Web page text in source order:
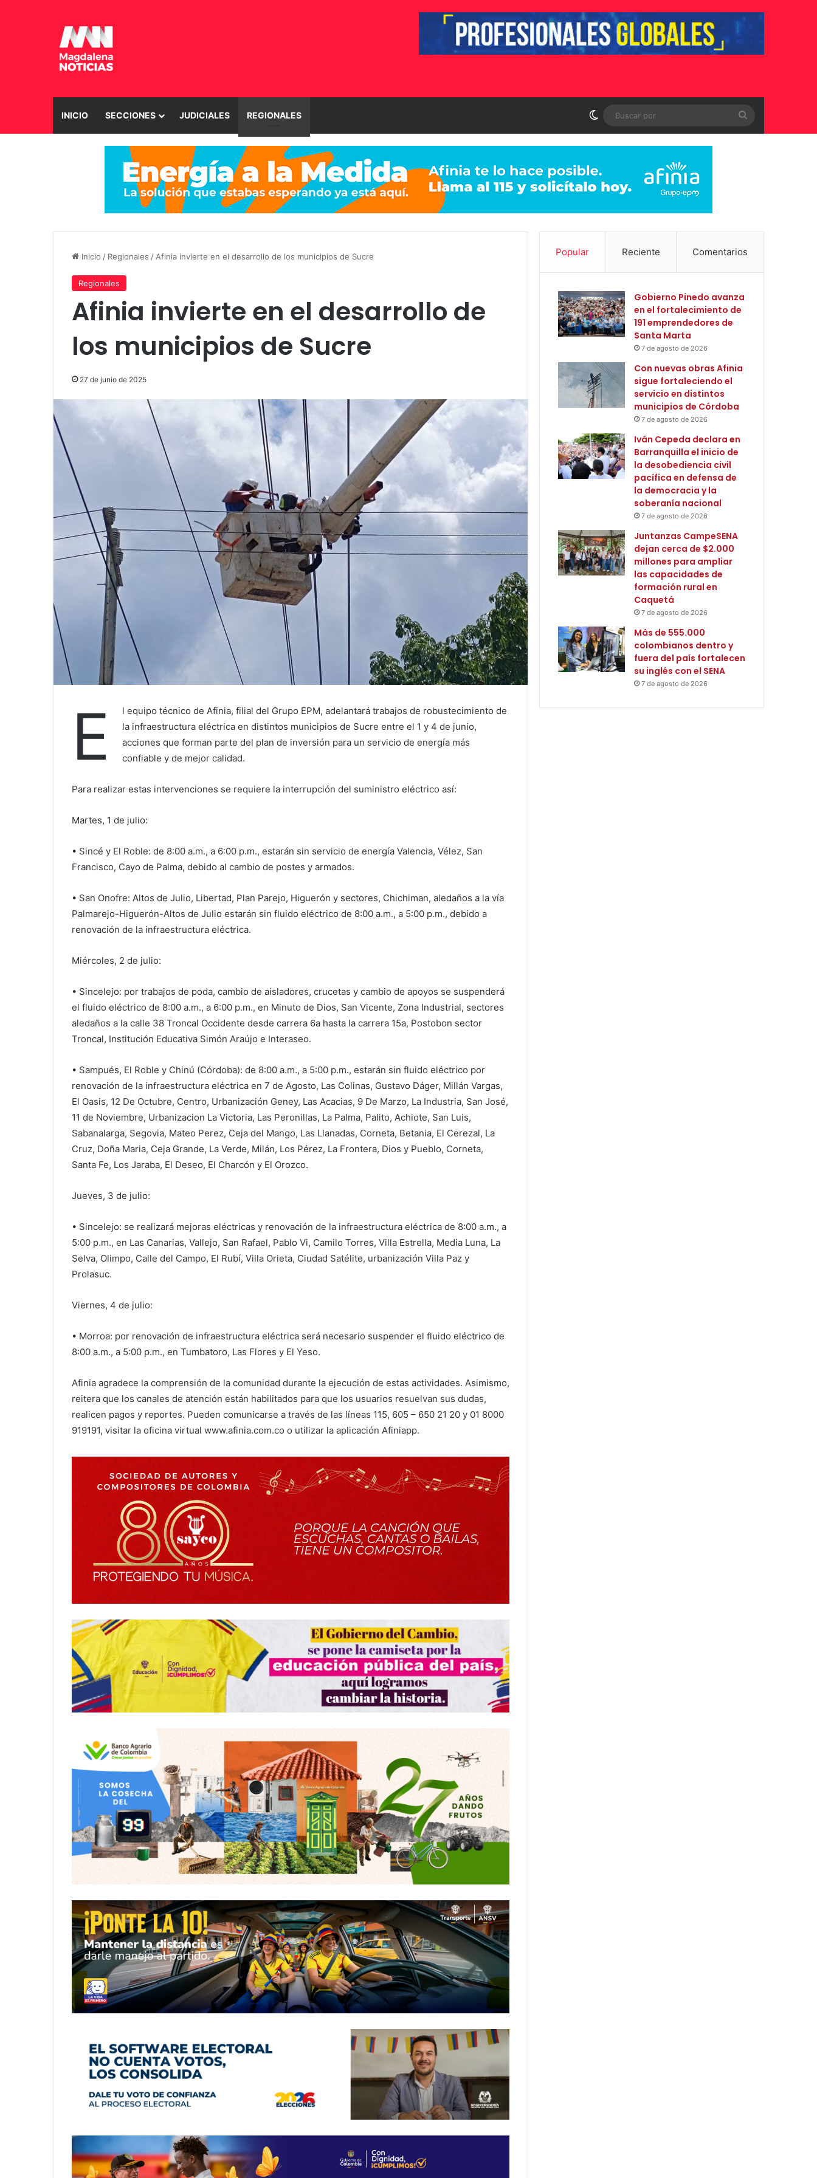
INICIO SECCIONES JUDICIALES REGIONALES Switch skin
por
Inicio / Regionales / Afinia invierte en el desarrollo de los municipios de Sucre
Regionales
Afinia invierte en el desarrollo de
los municipios de Sucre
27 de junio de 2025
E
l equipo técnico de Afinia, filial del Grupo EPM, adelantará trabajos de robustecimiento de
la infraestructura eléctrica en distintos municipios de Sucre entre el 1 y 4 de junio,
acciones que forman parte del plan de inversión para un servicio de energía más
confiable y de mejor calidad.
Para realizar estas intervenciones se requiere la interrupción del suministro eléctrico así:
Martes, 1 de julio:
• Sincé y El Roble: de 8:00 a.m., a 6:00 p.m., estarán sin servicio de energía Valencia, Vélez, San
Francisco, Cayo de Palma, debido al cambio de postes y armados.
• San Onofre: Altos de Julio, Libertad, Plan Parejo, Higuerón y sectores, Chichiman, aledaños a la vía
Palmarejo-Higuerón-Altos de Julio estarán sin fluido eléctrico de 8:00 a.m., a 5:00 p.m., debido a
renovación de la infraestructura eléctrica.
Miércoles, 2 de julio:
• Sincelejo: por trabajos de poda, cambio de aisladores, crucetas y cambio de apoyos se suspenderá
el fluido eléctrico de 8:00 a.m., a 6:00 p.m., en Minuto de Dios, San Vicente, Zona Industrial, sectores
aledaños a la calle 38 Troncal Occidente desde carrera 6a hasta la carrera 15a, Postobon sector
Troncal, Institución Educativa Simón Araújo e Interaseo.
• Sampués, El Roble y Chinú (Córdoba): de 8:00 a.m., a 5:00 p.m., estarán sin fluido eléctrico por
renovación de la infraestructura eléctrica en 7 de Agosto, Las Colinas, Gustavo Dáger, Millán Vargas,
El Oasis, 12 De Octubre, Centro, Urbanización Geney, Las Acacias, 9 De Marzo, La Industria, San José,
11 de Noviembre, Urbanizacion La Victoria, Las Peronillas, La Palma, Palito, Achiote, San Luis,
Sabanalarga, Segovia, Mateo Perez, Ceja del Mango, Las Llanadas, Corneta, Betania, El Cerezal, La
Cruz, Doña Maria, Ceja Grande, La Verde, Milán, Los Pérez, La Frontera, Dios y Pueblo, Corneta,
Santa Fe, Los Jaraba, El Deseo, El Charcón y El Orozco.
Jueves, 3 de julio:
• Sincelejo: se realizará mejoras eléctricas y renovación de la infraestructura eléctrica de 8:00 a.m., a
5:00 p.m., en Las Canarias, Vallejo, San Rafael, Pablo Vi, Camilo Torres, Villa Estrella, Media Luna, La
Selva, Olimpo, Calle del Campo, El Rubí, Villa Orieta, Ciudad Satélite, urbanización Villa Paz y
Prolasuc.
Viernes, 4 de julio:
• Morroa: por renovación de infraestructura eléctrica será necesario suspender el fluido eléctrico de
8:00 a.m., a 5:00 p.m., en Tumbatoro, Las Flores y El Yeso.
Afinia agradece la comprensión de la comunidad durante la ejecución de estas actividades. Asimismo,
reitera que los canales de atención están habilitados para que los usuarios resuelvan sus dudas,
realicen pagos y reportes. Pueden comunicarse a través de las líneas 115, 605 – 650 21 20 y 01 8000
919191, visitar la oficina virtual www.afinia.com.co o utilizar la aplicación Afiniapp.
Popular Reciente Comentarios
Gobierno Pinedo avanza
en el fortalecimiento de
191 emprendedores de
Santa Marta
7 de agosto de 2026
Con nuevas obras Afinia
sigue fortaleciendo el
servicio en distintos
municipios de Córdoba
7 de agosto de 2026
Iván Cepeda declara en
Barranquilla el inicio de
la desobediencia civil
pacífica en defensa de
la democracia y la
soberanía nacional
7 de agosto de 2026
Juntanzas CampeSENA
dejan cerca de $2.000
millones para ampliar
las capacidades de
formación rural en
Caquetá
7 de agosto de 2026
Más de 555.000
colombianos dentro y
fuera del país fortalecen
su inglés con el SENA
7 de agosto de 2026